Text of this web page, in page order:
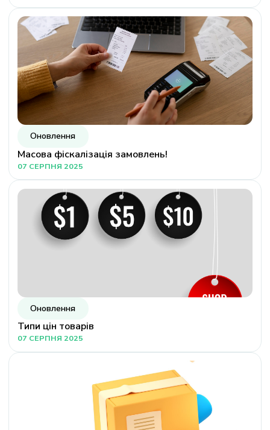
Оновлення
Масова фіскалізація замовлень!
07 СЕРПНЯ 2025
Оновлення
Типи цін товарів
07 СЕРПНЯ 2025